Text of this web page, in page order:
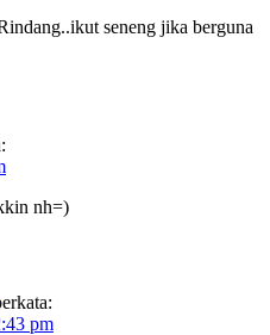
seneng jika berguna
nh=)
pm